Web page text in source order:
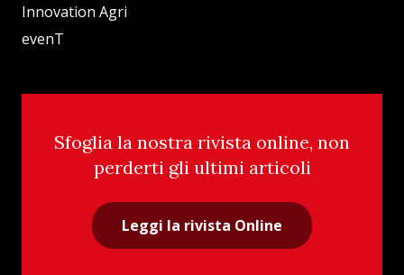
Innovation Agri
evenT
Sfoglia la nostra rivista online, non
perderti gli ultimi articoli
Leggi la rivista Online